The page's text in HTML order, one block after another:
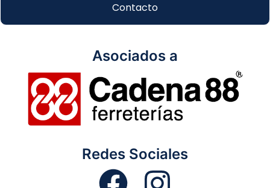
Contacto
Asociados a
Redes Sociales